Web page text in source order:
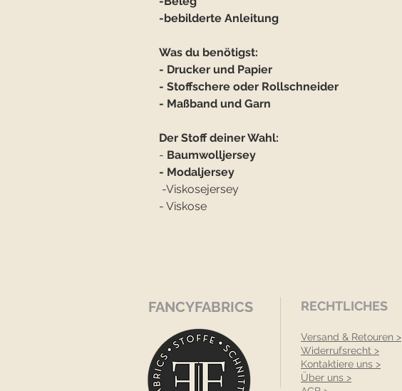
-bebilderte Anleitung
Was du benötigst:
- Drucker und Papier
- Stoffschere oder Rollschneider
- Maßband und Garn
Der Stoff deiner Wahl:
- Baumwolljersey
- Modaljersey
-Viskosejersey
- Viskose
FANCYFABRICS RECHTLICHES
Versand & Retouren >
Widerrufsrecht >
Kontaktiere uns >
Über uns >